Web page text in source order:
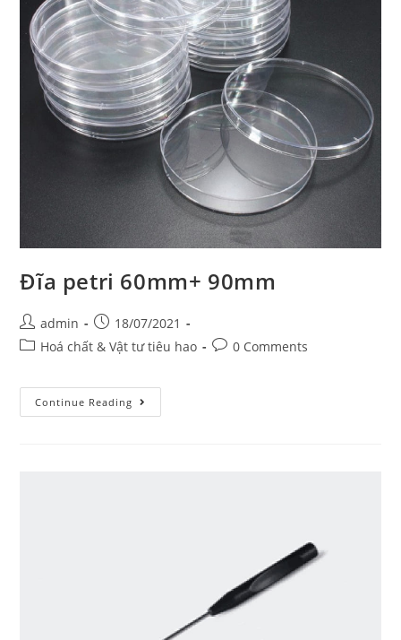
Đĩa petri 60mm+ 90mm
Post
author:
admin
Post
published:
18/07/2021
PostHoá chất & Vật tư tiêu hao
Post0 Comments
Continue Reading
petri